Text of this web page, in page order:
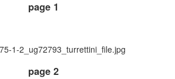
page 1
1-2_ug72793_turrettini_file.jpg
page 2